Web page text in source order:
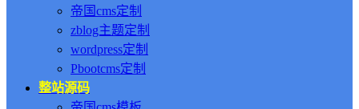
帝国cms定制
zblog主题定制
wordpress定制
Pbootcms定制
整站源码